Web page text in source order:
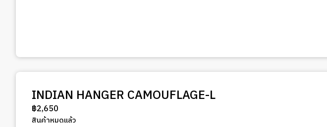
INDIAN HANGER CAMOUFLAGE-L
฿2,650
สินค้าหมดแล้ว